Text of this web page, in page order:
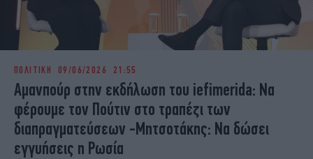
ΠΟΛΙΤΙΚΗ 09/06/2026 21:55
Αμανπούρ στην εκδήλωση του iefimerida: Να
φέρουμε τον Πούτιν στο τραπέζι των
διαπραγματεύσεων -Μητσοτάκης: Να δώσει
εγγυήσεις η Ρωσία